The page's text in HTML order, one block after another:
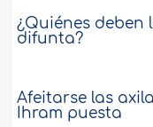
¿Quiénes deben
difunta?
Afeitarse las
Ihram puesta